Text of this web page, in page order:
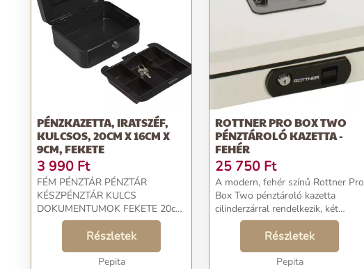
PÉNZKAZETTA, IRATSZÉF,
KULCSOS, 20CM X 16CM X
9CM, FEKETE
3 990 Ft
FÉM PÉNZTÁR PÉNZTÁR
KÉSZPÉNZTÁR KULCS
DOKUMENTUMOK FEKETE 20cm
x 16cm x 9cm Ez a fémtáska
ideális pénz vagy más
értéktárgyak, például ékszerek
vagy dokumentumok tárolására.
Részletek
Pepita
ROTTNER PRO BOX TWO
PÉNZTÁROLÓ KAZETTA -
FEHÉR
25 750 Ft
A modern, fehér színű Rottner Pro
Box Two pénztároló kazetta
cilinderzárral rendelkezik, két
kulccsal. Fő célja, a használatban
lévő bankjegyek és érmék
rendezett és áttekinthető tárolása.
Részletek
Pepita